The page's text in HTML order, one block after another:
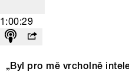
1:00:29
„Byl pro mě vrcholně